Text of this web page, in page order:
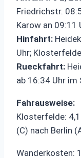
Friedrichstr.
Karow an 09:11
Hinfahrt:
Uhr;
Rueckfahrt:
ab 16:34 Uhr im
Fahrausweise:
Klosterfelde:
(C) nach Berlin
Wanderkosten: